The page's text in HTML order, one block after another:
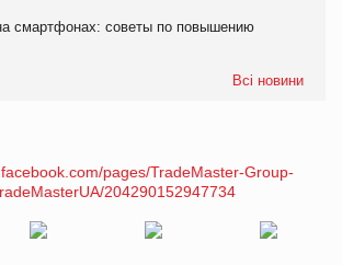
смартфонах: советы по повышению
Всі новини